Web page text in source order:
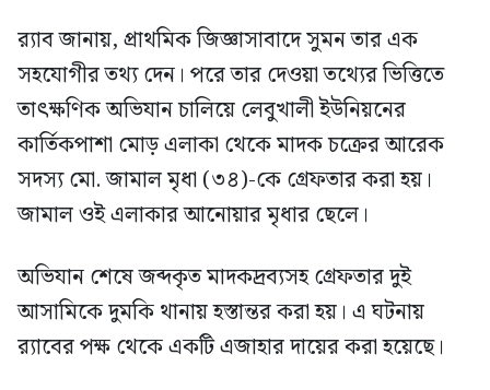
র‍্যাব জানায়, প্রাথমিক জিজ্ঞাসাবাদে সুমন তার এক
সহযোগীর তথ্য দেন। পরে তার দেওয়া তথ্যের ভিত্তিতে
তাৎক্ষণিক অভিযান চালিয়ে লেবুখালী ইউনিয়নের
কার্তিকপাশা মোড় এলাকা থেকে মাদক চক্রের আরেক
সদস্য মো. জামাল মৃধা (৩৪)-কে গ্রেফতার করা হয়।
জামাল ওই এলাকার আনোয়ার মৃধার ছেলে।
অভিযান শেষে জব্দকৃত মাদকদ্রব্যসহ গ্রেফতার দুই
আসামিকে দুমকি থানায় হস্তান্তর করা হয়। এ ঘটনায়
র‍্যাবের পক্ষ থেকে একটি এজাহার দায়ের করা হয়েছে।